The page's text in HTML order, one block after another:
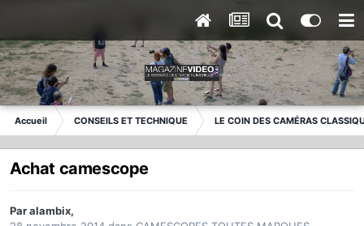
Accueil CONSEILS ET TECHNIQUE LE COIN DES CAMÉRAS
Achat camescope
Paralambix,